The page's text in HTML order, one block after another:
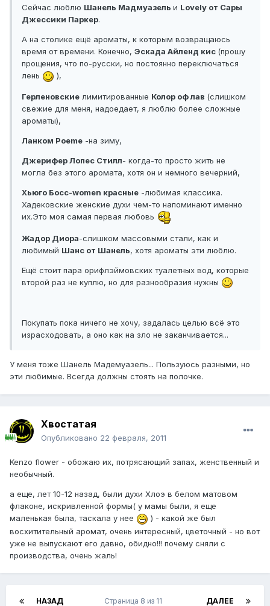
Сейчас люблю Шанель Мадмуазель и Lovely от Сары
Джессики Паркер.
А на столике ещё ароматы, к которым возвращаюсь
время от времени. Конечно, Эскада Айленд кис (прошу
прощения, что по-русски, но постоянно переключаться
лень
),
Герленовские лимитированные Колор оф лав (слишком
свежие для меня, надоедает, я люблю более сложные
ароматы),
Ланком Poeme -на зиму,
Джерифер Лопес Стилл- когда-то просто жить не
могла без этого аромата, хотя он и немного вечерний,
Хьюго Босс-women красные -любимая классика.
Хадековские женские духи чем-то напоминают именно
их.Это моя самая первая любовь
Жадор Диора-слишком массовыми стали, как и
любимый Шанс от Шанель, хотя ароматы эти люблю.
Ещё стоит пара орифлэймовских туалетных вод, которые
второй раз не куплю, но для разнообразия нужны
Покупать пока ничего не хочу, задалась целью всё это
израсходовать, а оно как на зло не заканчивается...
У меня тоже Шанель Мадемуазель... Пользуюсь разными, но
эти любимые. Всегда должны стоять на полочке.
Хвостатая
Опубликовано 22 февраля, 2011
Kenzo flower - обожаю их, потрясающий запах, женственный и
необычный.
а еще, лет 10-12 назад, были духи Хлоэ в белом матовом
флаконе, искривленной формы( у мамы были, я еще
маленькая была, таскала у нее
) - какой же был
восхитительный аромат, очень интересный, цветочный - но вот
уже не выпускают его давно, обидно!!! почему сняли с
производства, очень жаль!
НАЗАД ДАЛЕЕ
Страница 8 из 11